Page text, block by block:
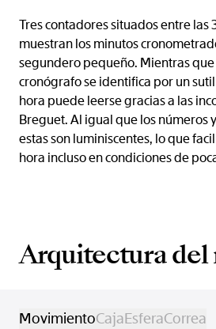
Tres contadores situados entre las
muestran los minutos
segundero pequeño. Mientras
cronógrafo se identifica por un
hora puede leerse gracias a las
Breguet. Al igual que los números
estas son luminiscentes, lo que
hora incluso en condiciones de
Arquitectura del
MovimientoCajaEsferaCorrea